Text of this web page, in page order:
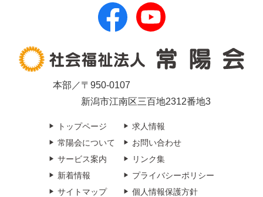
本部／〒950-0107
新潟市江南区三百地2312番地3
トップページ
常陽会について
サービス案内
新着情報
サイトマップ
求人情報
お問い合わせ
リンク集
プライバシーポリシー
個人情報保護方針